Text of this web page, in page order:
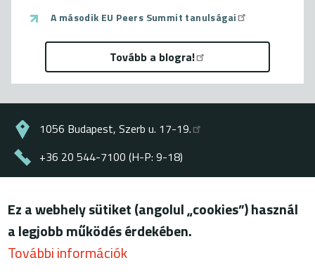
A második EU Peers Summit tanulságai
Tovább a blogra!
1056 Budapest, Szerb u. 17-19.
+36 20 544-7100 (H-P: 9-18)
Lábléc
© ENERGIAKLUB - minden jog fenntartva
felhasználási feltételek
Ez a webhely sütiket (angolul „cookies”) használ
a legjobb működés érdekében.
További információk